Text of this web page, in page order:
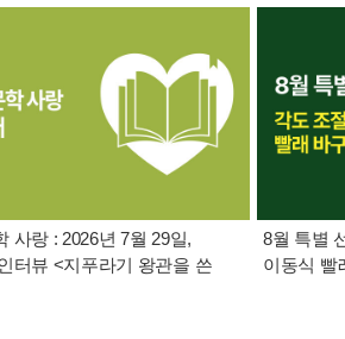
사랑 : 2026년 7월 29일,
터뷰 <지푸라기 왕관을 쓴
8월 특별
이동식 빨